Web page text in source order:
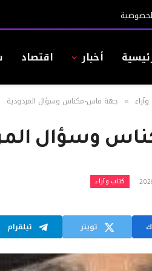
أخبار اقتصاد
» جهة فاس-مكناس وسؤال المردودية
وسؤال
كتاب وآراء
تويتر تيلقرام